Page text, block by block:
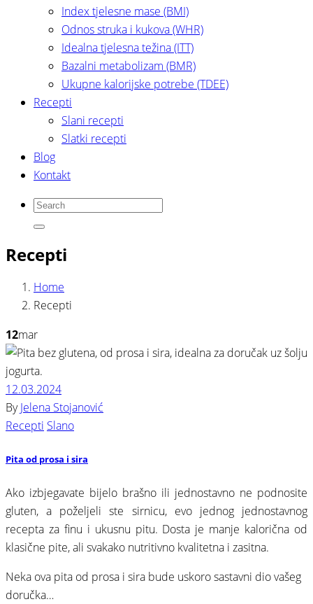
Index tjelesne mase (BMI)
Odnos struka i kukova (WHR)
Idealna tjelesna težina (ITT)
Bazalni metabolizam (BMR)
Ukupne kalorijske potrebe (TDEE)
Recepti
Slani recepti
Slatki recepti
Blog
Kontakt
Search
Recepti
Home
Recepti
12mar
12.03.2024
ByJelena Stojanović
Recepti Slano
Pita od prosa i sira
Ako izbjegavate bijelo brašno ili jednostavno ne podnosite
gluten, a poželjeli ste sirnicu, evo jednog jednostavnog
recepta za finu i ukusnu pitu. Dosta je manje kalorična od
klasične pite, ali svakako nutritivno kvalitetna i zasitna.
Neka ova pita od prosa i sira bude uskoro sastavni dio vašeg
doručka…